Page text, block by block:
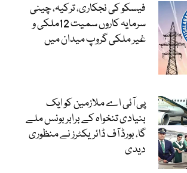
فیسکو کی نجکاری، ترکیہ، چینی
سرمایہ کاروں سمیت 12ملکی و
غیر ملکی گروپ میدان میں
پی آئی اے ملازمین کو ایک
بنیادی تنخواہ کے برابر بونس ملے
گا، بورڈ آف ڈائریکٹرز نے منظوری
دیدی